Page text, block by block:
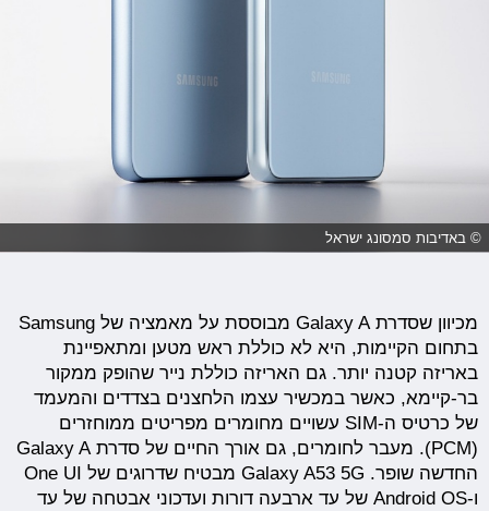
© באדיבות סמסונג ישראל
מכיוון שסדרת Galaxy A מבוססת על מאמציה של Samsung
בתחום הקיימות, היא לא כוללת ראש מטען ומתאפיינת
באריזה קטנה יותר. גם האריזה כוללת נייר שהופק ממקור
בר-קיימא, כאשר במכשיר עצמו הלחצנים בצדדים והמעמד
של כרטיס ה-SIM עשויים מחומרים מפריטים ממוחזרים
(PCM). מעבר לחומרים, גם אורך החיים של סדרת Galaxy A
החדשה שופר. Galaxy A53 5G מבטיח שדרוגים של One UI
ו-Android OS של עד ארבעה דורות ועדכוני אבטחה של עד